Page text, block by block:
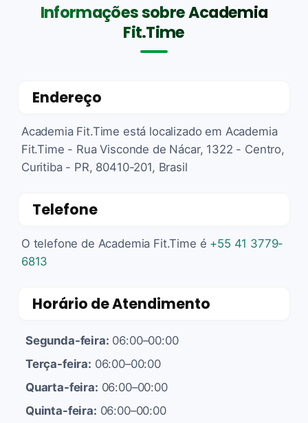
Informações sobre Academia
Fit.Time
Endereço
Academia Fit.Time está localizado em Academia
Fit.Time - Rua Visconde de Nácar, 1322 - Centro,
Curitiba - PR, 80410-201, Brasil
Telefone
O telefone de Academia Fit.Time é +55 41 3779-
6813
Horário de Atendimento
Segunda-feira: 06:00–00:00
Terça-feira: 06:00–00:00
Quarta-feira: 06:00–00:00
Quinta-feira: 06:00–00:00